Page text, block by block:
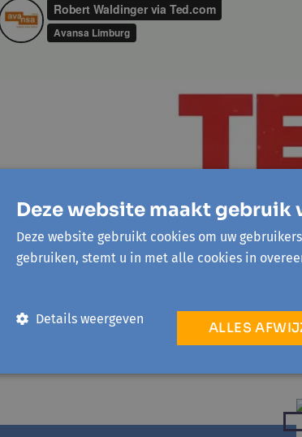
Deze website maakt gebruik
Deze website gebruikt cookies om uw
gebruiken, stemt u in met alle cookies in
ALLES
Details weergeven